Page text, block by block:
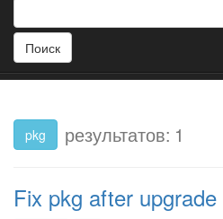
Поиск
pkg результатов: 1
Fix pkg after upgrade